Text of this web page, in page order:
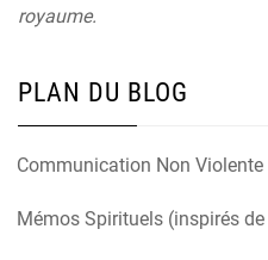
royaume.
PLAN DU BLOG
Communication Non Violente
Mémos Spirituels (inspirés